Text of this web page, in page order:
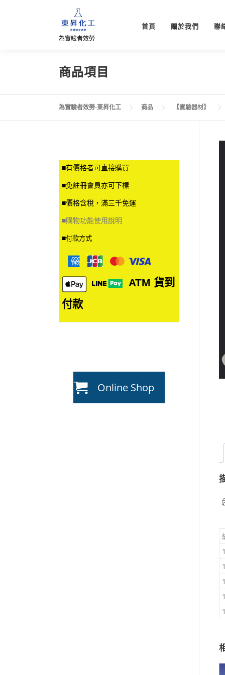
內
為實驗者效勞
首頁 關於我們 聯
商品項目
為實驗者效勞-東昇化工 商品 【實驗器材】
■有價格者可直接購買
■免註冊會員亦可下標
■價格含稅，滿三千免運
■購物功能使用說明
■付款方式
ATM 貨到
付款
Online Shop